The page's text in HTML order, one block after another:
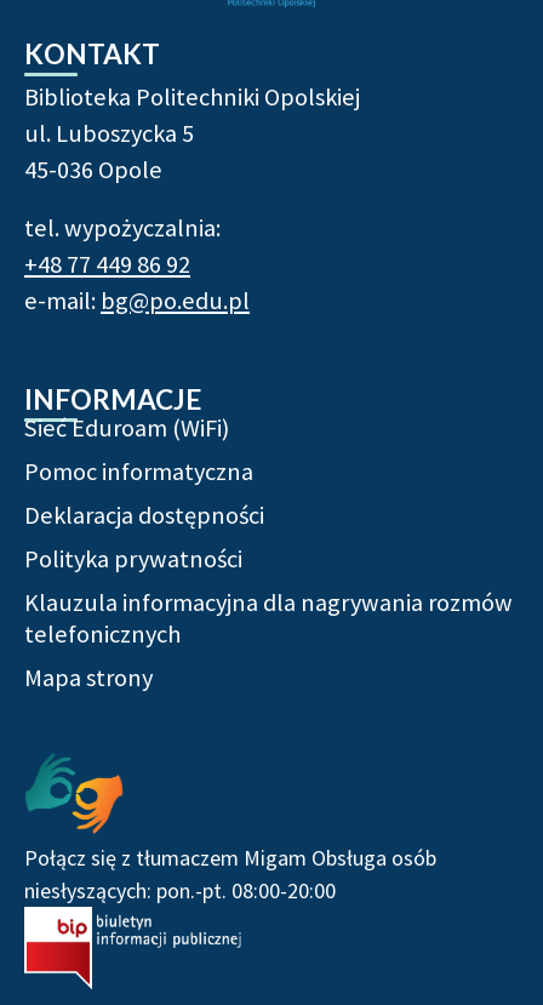
KONTAKT
Biblioteka Politechniki Opolskiej
ul. Luboszycka 5
45-036 Opole
tel. wypożyczalnia:
+48 77 449 86 92
e-mail: bg@po.edu.pl
INFORMACJE
Sieć Eduroam (WiFi)
Pomoc informatyczna
Deklaracja dostępności
Polityka prywatności
Klauzula informacyjna dla nagrywania rozmów
telefonicznych
Mapa strony
Połącz się z tłumaczem Migam Obsługa osób
niesłyszących: pon.-pt. 08:00-20:00